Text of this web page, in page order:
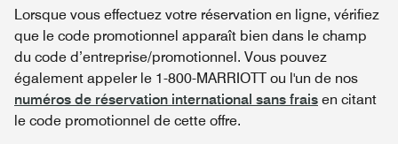
Lorsque vous effectuez votre réservation en ligne, vérifiez
que le code promotionnel apparaît bien dans le champ
du code d’entreprise/promotionnel. Vous pouvez
également appeler le 1-800-MARRIOTT ou l'un de nos
numéros de réservation international sans frais en citant
le code promotionnel de cette offre.